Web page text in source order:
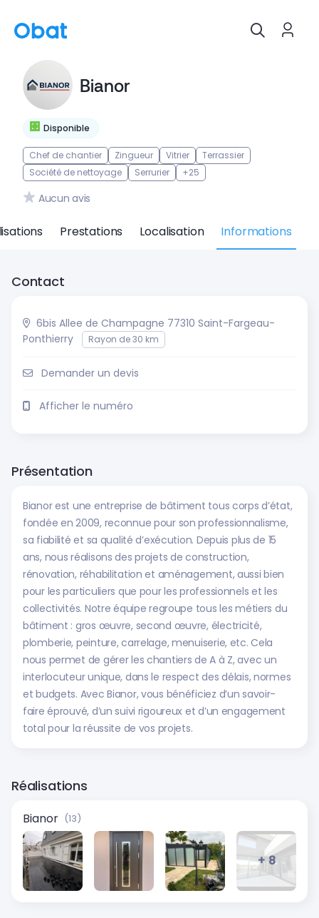
Disponible
Bianor
Chef de chantier Zingueur Vitrier
Terrassier
Société de nettoyage
Serrurier +25
Aucun avis
Prestations Localisation Informations
Contact
6bis Allee de Champagne 77310 Saint-Fargeau-
Ponthierry
Rayon de 30 km
Demander un devis
Afficher le numéro
Présentation
Bianor est une entreprise de bâtiment tous corps d’état,
fondée en 2009, reconnue pour son professionnalisme,
sa fiabilité et sa qualité d’exécution. Depuis plus de 15
ans, nous réalisons des projets de construction,
rénovation, réhabilitation et aménagement, aussi bien
pour les particuliers que pour les professionnels et les
collectivités. Notre équipe regroupe tous les métiers du
bâtiment : gros œuvre, second œuvre, électricité,
plomberie, peinture, carrelage, menuiserie, etc. Cela
nous permet de gérer les chantiers de A à Z, avec un
interlocuteur unique, dans le respect des délais, normes
et budgets. Avec Bianor, vous bénéficiez d’un savoir-
faire éprouvé, d’un suivi rigoureux et d’un engagement
total pour la réussite de vos projets.
Réalisations
Bianor (13)
+ 8